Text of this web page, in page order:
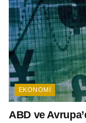
EKONOMI
ABD ve